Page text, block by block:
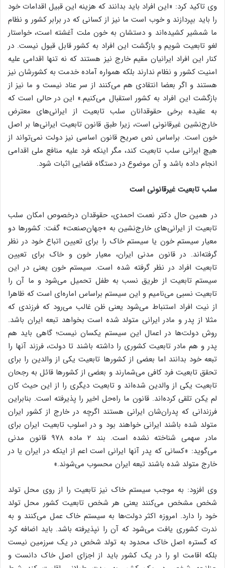
وی تاکید کرد: «‌این افراد باید بدانند که هزینه این قبیل اقدامات خود
را باید بپردازند و خوب است ما نیز از کسانی که در برابر کشور و نظام
ما شمشیر کشیده‌اند و دستشان به خون ملت آغشته است، خواستار
لغو تابعیت شویم و بازگشت این افراد به کشور قابل قبول نیست. در
کنار این افراد ایرانیان مقیم خارج نیز هستند که نه تنها اقدامی علیه
امنیت کشور و نظام ندارند بلکه همواره آماده خدمت به کشورشان نیز
هستند و اگر بعضا انتقادی هم می‌کنند از سر عناد نیست و ما نیز از
بازگشت این افراد به کشور استقبال می‌کنیم.» این در حالی است که
به عقیده برخی حقوقدانان سلب تابعیت از ایرانی‌های معترض
خارج‌نشین غیرقانونی است، زیرا طبق قانون تابعیت ایرانی‌ها بر اصل
خون است. براساس نص صریح قانون اساسی نیز دولت نمی‌تواند از
هیچ ایرانی سلب تابعیت کند، مگر اینکه فرد علیه منافع ملی اقدامی
انجام داده باشد و آن موضوع در دستگاه قضایی اثبات شود.
سلب تابعیت غیرقانونی است
در همین حال دکتر نعمت احمدی، حقوقدان درخصوص امکان سلب
تابعیت از ایرانی‌های خارج‌نشین به «جهان‌صنعت» گفت: کشورها دو
معیار سیستم خون یا سیستم خاک را برای تعیین اتباع خود در نظر
گرفته‌اند. در قانون مدنی ایران، معیار خون و خاک برای تعیین
تابعیت افراد در نظر گرفته شده است. سیستم خون یعنی ‌در این
سیستم تابعیت از طریق نسب به طفل تحمیل می‌شود و ما آن را
تابعیت نسبی می‌نامیم و این سیستم براساس اماره‌ای است که ظاهرا
از نیت افراد استنباط می‌شود یعنی ظن غالب می‌رود که فرزندی که
مثلا از پدر و مادر ایرانی متولد شده است بخواهد تبعه ایران باشد.
روش دولت‌ها در اعمال این سیستم یکسان نیست؛ گاهی باید هم
پدر و هم مادر تابعیت کشوری را داشته باشند تا دولت‌، فرزند آنها را
تبعه خود بدانند اما بعضی از کشورها تابعیت یکی از والدین را برای
تحقق تابعیت فرد کافی می‌شمارند و بعضی از کشورها قائل به رجحان
تابعیت یکی از والدین شده‌اند و تابعیت دیگری را از این حیث کان
لم یکن تلقی کرده‌اند. قانون ما راه‌حل اخیر را پذیرفته است. بنابراین
فرزندانی که پدران‌شان ایرانی هستند اگرچه در خارج از کشور ایران
متولد شده باشند ایرانی خواهند بود و در اسلوب تابعیت ایران برای
مادر سهمی شناخته نشده است. بند ۲ ماده ۹۷۸ قانون مدنی
می‌گوید‌: «کسانی که پدر آنها ایرانی است اعم از اینکه در ایران یا در
خارج متولد شده باشند تبعه ایران محسوب می‌شوند.»
وی افزود: به موجب سیستم خاک نیز تابعیت را از روی محل تولد
شخص مشخص می‌کنند یعنی هر شخص تابعیت کشور محل تولد
خود را دارد. امروزه اکثر دولت‌ها به سیستم خاک عمل می‌کنند و به
ندرت کشوری یافت می‌شود که آن را نپذیرفته باشد. باید اضافه کرد
که گستره اصل خاک محدود به تولد شخص در یک سرزمین نیست
بلکه اقامت او را در یک کشور باید از اجزای اصل خاک دانست و